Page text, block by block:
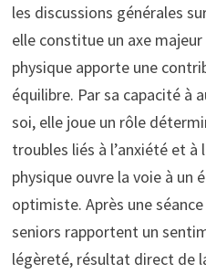
les discussions générales
elle constitue un axe
physique apporte une
équilibre. Par sa capacité à
soi, elle joue un rôle
troubles liés à l’anxiété et à
physique ouvre la voie à un
optimiste. Après une
seniors rapportent un
légèreté, résultat direct de